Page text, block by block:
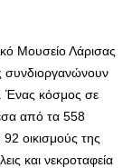
Μουσείο Λάρισας
συνδιοργανώνουν
Ένας κόσμος σε
από τα 558
οικισμούς της
και νεκροταφεία